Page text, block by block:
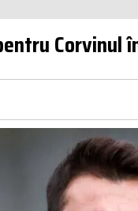
Corvinul